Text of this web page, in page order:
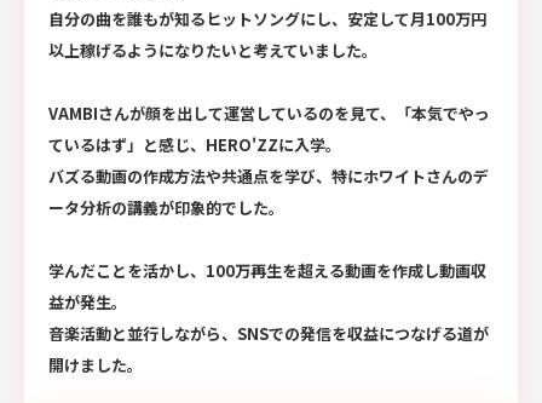
自分の曲を誰もが知るヒットソングにし、安定して月100万円
以上稼げるようになりたいと考えていました。
VAMBIさんが顔を出して運営しているのを見て、「本気でやっ
ているはず」と感じ、HERO'ZZに入学。
バズる動画の作成方法や共通点を学び、特にホワイトさんのデ
ータ分析の講義が印象的でした。
学んだことを活かし、100万再生を超える動画を作成し動画収
益が発生。
音楽活動と並行しながら、SNSでの発信を収益につなげる道が
開けました。